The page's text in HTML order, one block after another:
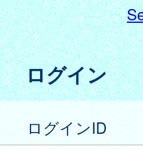
ログイン
ログインID